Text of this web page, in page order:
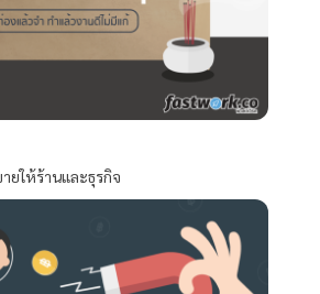
ยให้ร้านและธุรกิจ